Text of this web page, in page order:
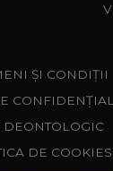
ȘI CONDIȚII
DEONTOLOGIC
DE COOKIES